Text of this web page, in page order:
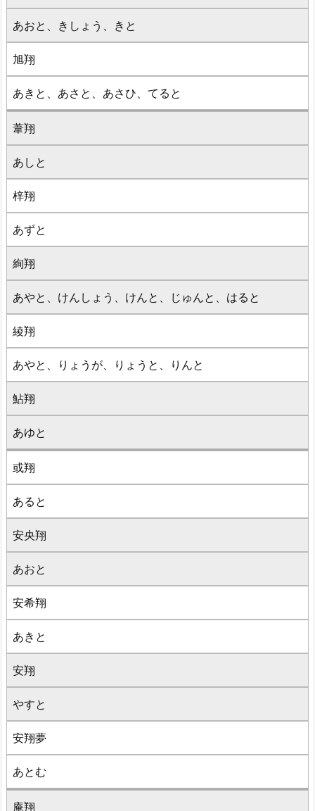
あおと、きしょう、きと
旭翔
あきと、あさと、あさひ、てると
葦翔
あしと
梓翔
あずと
絢翔
あやと、けんしょう、けんと、じゅんと、はると
綾翔
あやと、りょうが、りょうと、りんと
鮎翔
あゆと
或翔
あると
安央翔
あおと
安希翔
あきと
安翔
やすと
安翔夢
あとむ
庵翔